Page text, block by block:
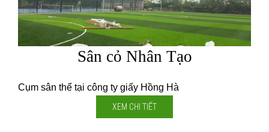
Sân cỏ Nhân Tạo
Cụm sân thể tại công ty giấy Hồng Hà
XEM CHI TIẾT